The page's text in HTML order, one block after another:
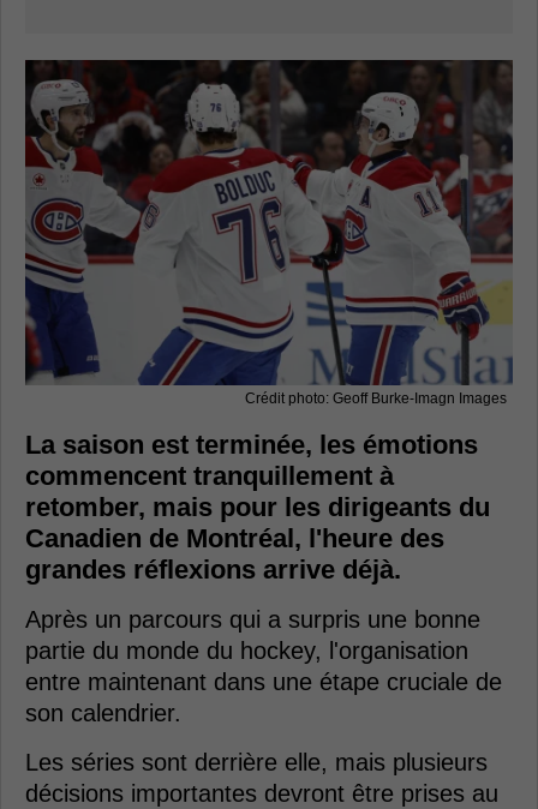
Crédit photo: Geoff Burke-Imagn Images
La saison est terminée, les émotions
commencent tranquillement à
retomber, mais pour les dirigeants du
Canadien de Montréal, l'heure des
grandes réflexions arrive déjà.
Après un parcours qui a surpris une bonne
partie du monde du hockey, l'organisation
entre maintenant dans une étape cruciale de
son calendrier.
Les séries sont derrière elle, mais plusieurs
décisions importantes devront être prises au